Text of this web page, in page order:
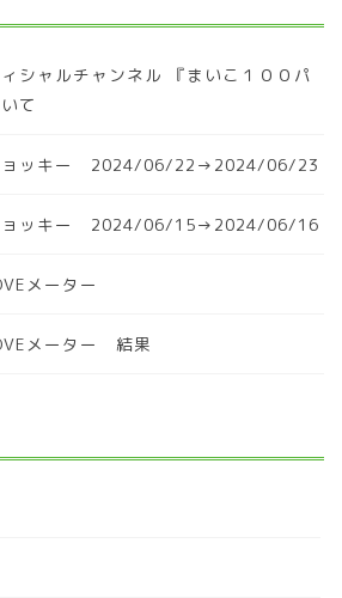
シャルチャンネル 『まいこ１００パ
て
ョッキー 2024/06/22→2024/06/23
ョッキー 2024/06/15→2024/06/16
メーター
メーター 結果